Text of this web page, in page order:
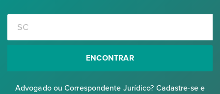
ENCONTRAR
Advogado ou Correspondente Jurídico? Cadastre-se e